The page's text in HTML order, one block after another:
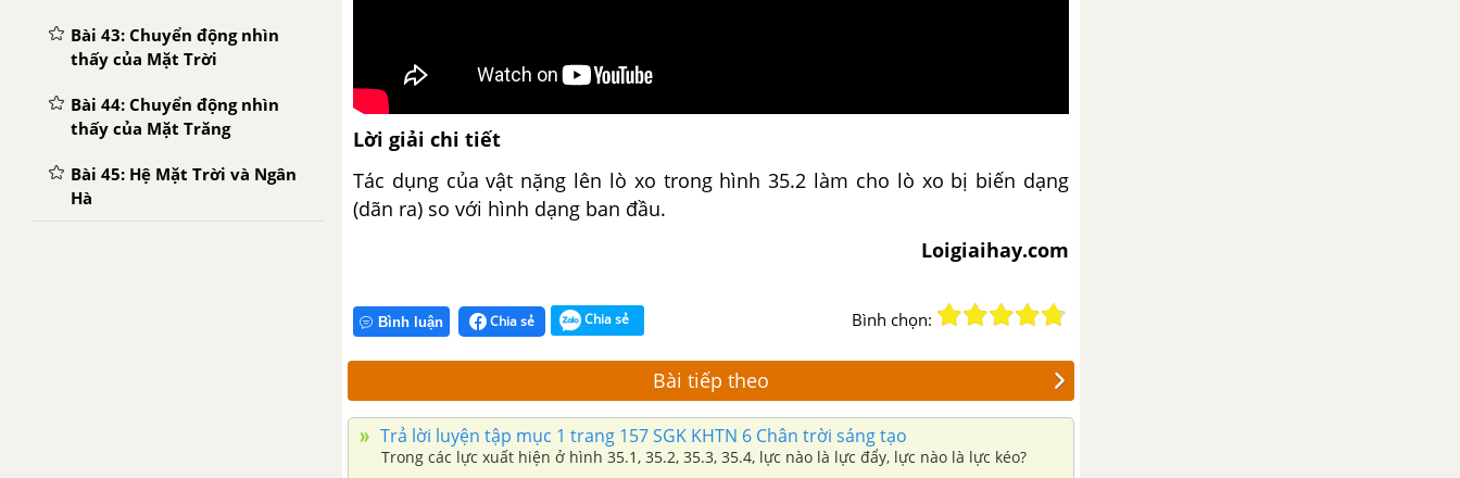
Bài 43: Chuyển động nhìn
thấy của Mặt Trời
Bài 44: Chuyển động nhìn
thấy của Mặt Trăng
Bài 45: Hệ Mặt Trời và Ngân
Hà
Lời giải chi tiết
Tác dụng của vật nặng lên lò xo trong hình 35.2 làm cho lò xo bị biến dạng
(dãn ra) so với hình dạng ban đầu.
Loigiaihay.com
Bình luận Chia sẻ Chia sẻ Bình chọn:
Bài tiếp theo
Trả lời luyện tập mục 1 trang 157 SGK KHTN 6 Chân trời sáng tạo
Trong các lực xuất hiện ở hình 35.1, 35.2, 35.3, 35.4, lực nào là lực đẩy, lực nào là lực kéo?